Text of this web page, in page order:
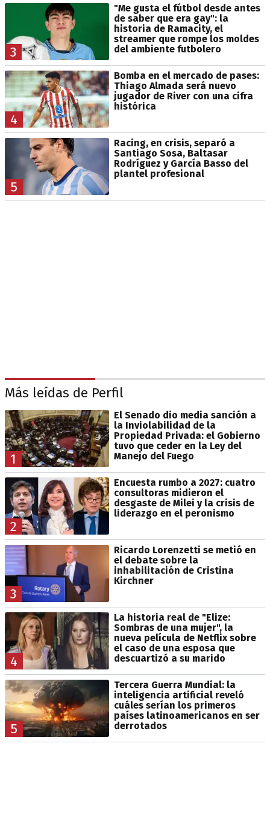
3
"Me gusta el fútbol desde antes
de saber que era gay": la
historia de Ramacity, el
streamer que rompe los moldes
del ambiente futbolero
4
Bomba en el mercado de pases:
Thiago Almada será nuevo
jugador de River con una cifra
histórica
5
Racing, en crisis, separó a
Santiago Sosa, Baltasar
Rodríguez y García Basso del
plantel profesional
Más leídas de Perfil
1
El Senado dio media sanción a
la Inviolabilidad de la
Propiedad Privada: el Gobierno
tuvo que ceder en la Ley del
Manejo del Fuego
2
Encuesta rumbo a 2027: cuatro
consultoras midieron el
desgaste de Milei y la crisis de
liderazgo en el peronismo
3
Ricardo Lorenzetti se metió en
el debate sobre la
inhabilitación de Cristina
Kirchner
4
La historia real de "Elize:
Sombras de una mujer", la
nueva película de Netflix sobre
el caso de una esposa que
descuartizó a su marido
5
Tercera Guerra Mundial: la
inteligencia artificial reveló
cuáles serían los primeros
países latinoamericanos en ser
derrotados